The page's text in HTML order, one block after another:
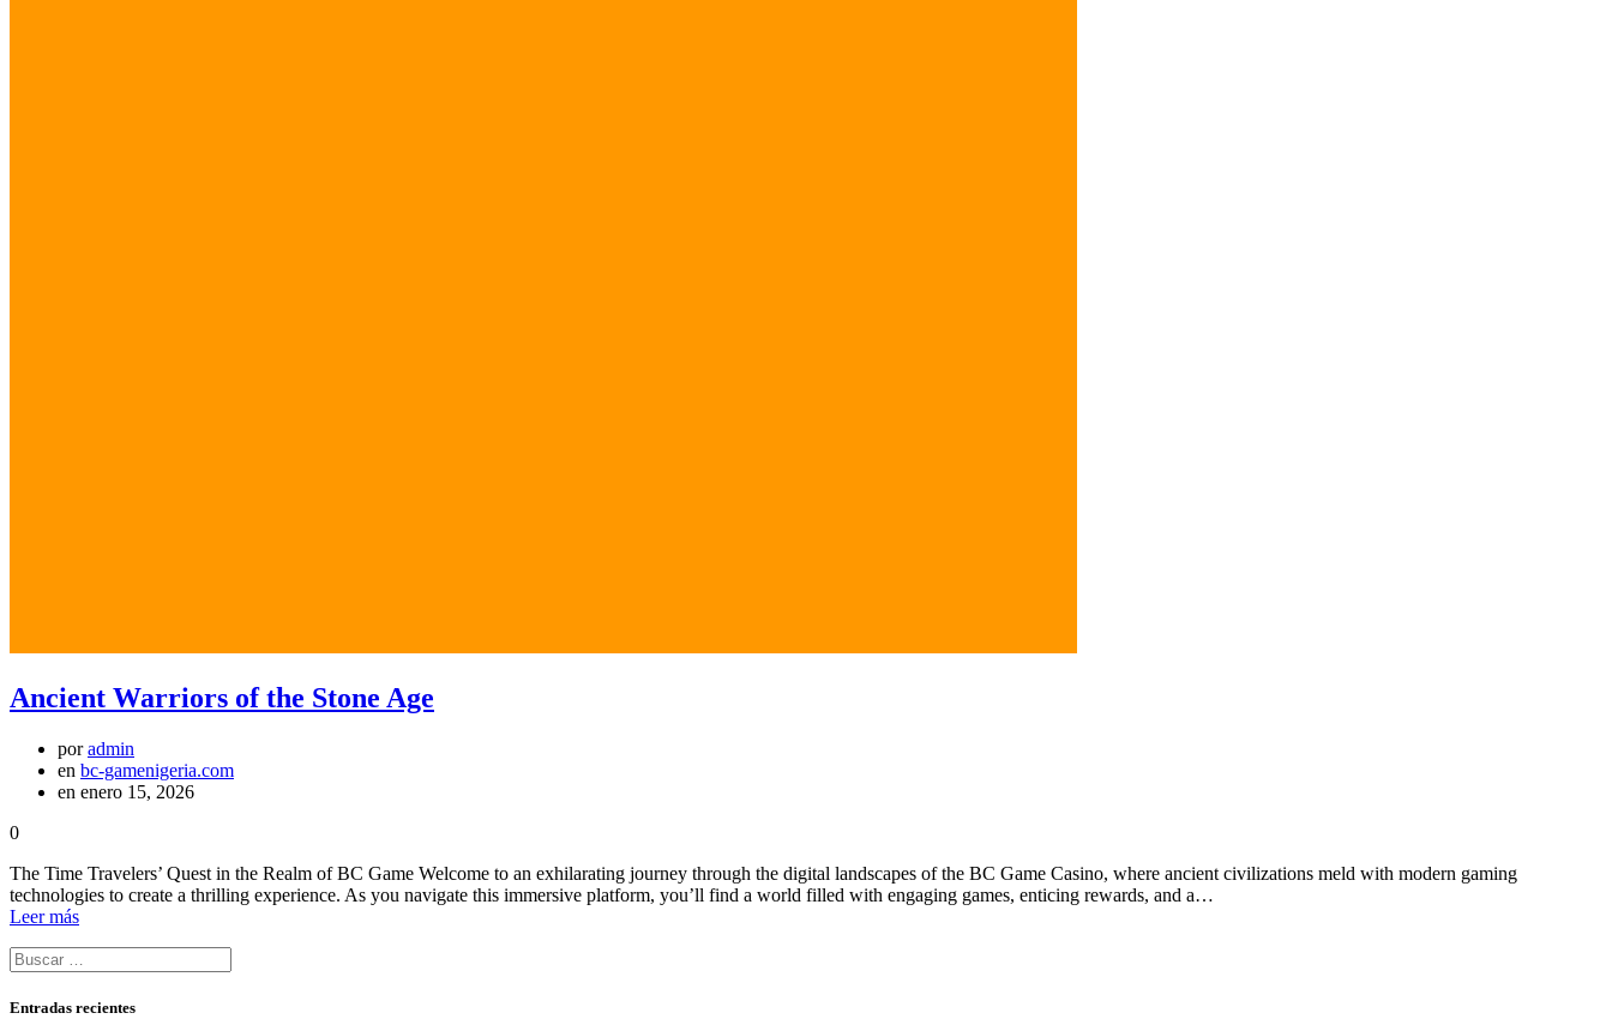
Ancient Warriors of the Stone Age
poradmin
en bc-gamenigeria.com
en enero 15, 2026
0
The Time Travelers’ Quest in the Realm of BC Game Welcome to an exhilarating journey through the digital landscapes of the BC Game Casino, where ancient civilizations meld with modern gaming
technologies to create a thrilling experience. As you navigate this immersive platform, you’ll find a world filled with engaging games, enticing rewards, and a…
Leer más
Buscar:
Entradas recientes